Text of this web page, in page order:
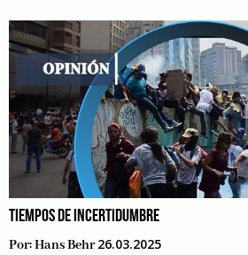
TIEMPOS DE INCERTIDUMBRE
Por:Hans Behr 26.03.2025